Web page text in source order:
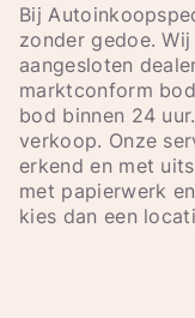
Bij
zonder gedoe.
aangesloten
marktconform
bod binnen 24
verkoop. Onze
erkend en met
met papierwerk
kies dan een